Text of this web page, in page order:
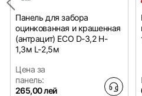
Панель для забора
оцинкованная и крашенная
(антрацит) ECO D-3,2 H-
1,3м L-2,5м
Цена за
панель:
265,00 лей